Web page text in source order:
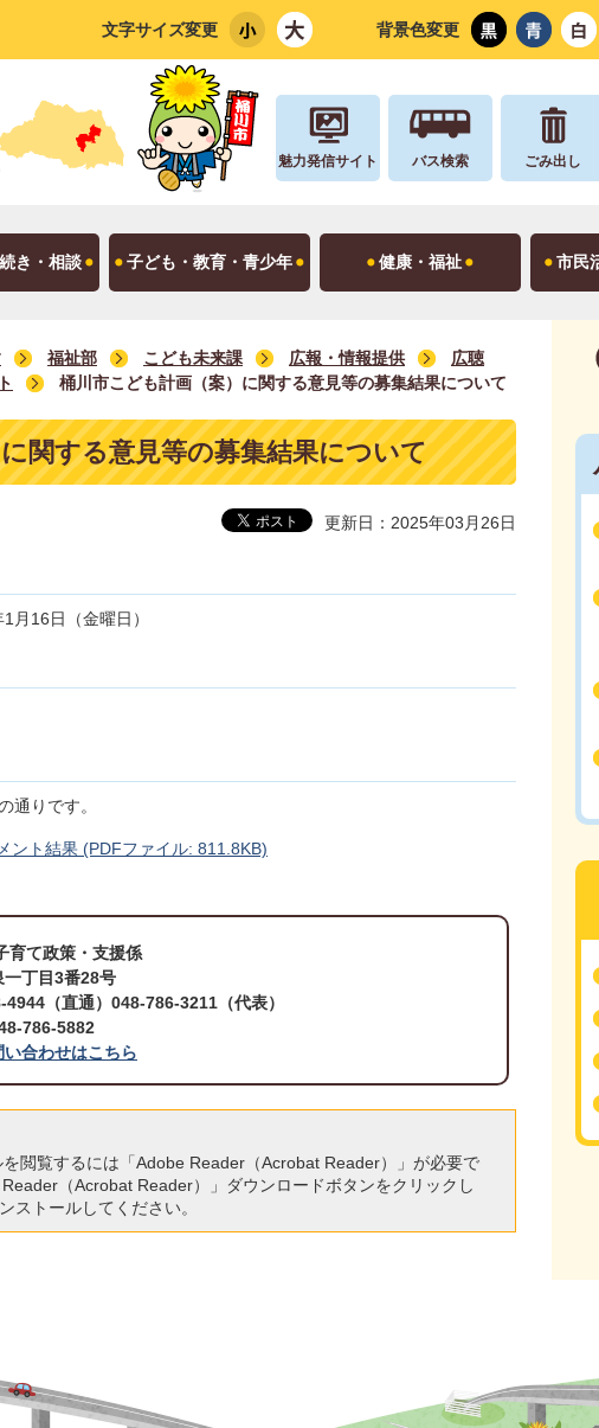
文字サイズ変更 背景色変更
魅力発信サイト バス検索 ごみ出し
き・相談 子ども・教育・青少年 健康・福祉 市民
福祉部 こども未来課 広報・情報提供
広聴
桶川市こども計画（案）に関する意見等の募集結果について
関する意見等の募集結果について
更新日：2025年03月26日
月16日（金曜日）
通りです。
ント結果 (PDFファイル: 811.8KB)
育て政策・支援係
丁目3番28号
（直通）048-786-3211（代表）
786-5882
い合わせはこちら
を閲覧するには「Adobe Reader（Acrobat Reader）」が必要で
（Acrobat Reader）」ダウンロードボタンをクリックし
ストールしてください。